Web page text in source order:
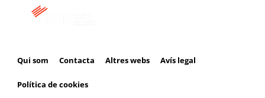
Qui som Contacta Altres webs Avís legal
Política de cookies